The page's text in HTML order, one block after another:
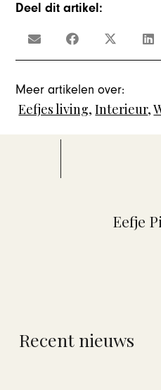
Deel dit artikel:
Meer artikelen over:
Eefjes living,Interieur,
Eefje
Recent nieuws